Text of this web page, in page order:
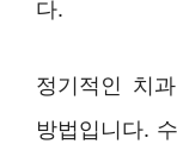
다.
정기적인 치
방법입니다.